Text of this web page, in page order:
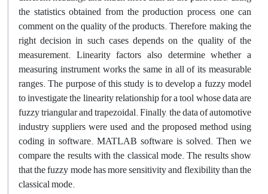
the statistics obtained from the production process, one can
comment on the quality of the products. Therefore, making the
right decision in such cases depends on the quality of the
measurement. Linearity factors also determine whether a
measuring instrument works the same in all of its measurable
ranges. The purpose of this study is to develop a fuzzy model
to investigate the linearity relationship for a tool whose data are
fuzzy triangular and trapezoidal. Finally, the data of automotive
industry suppliers were used and the proposed method using
coding in software. MATLAB software is solved. Then we
compare the results with the classical mode. The results show
that the fuzzy mode has more sensitivity and flexibility than the
classical mode.